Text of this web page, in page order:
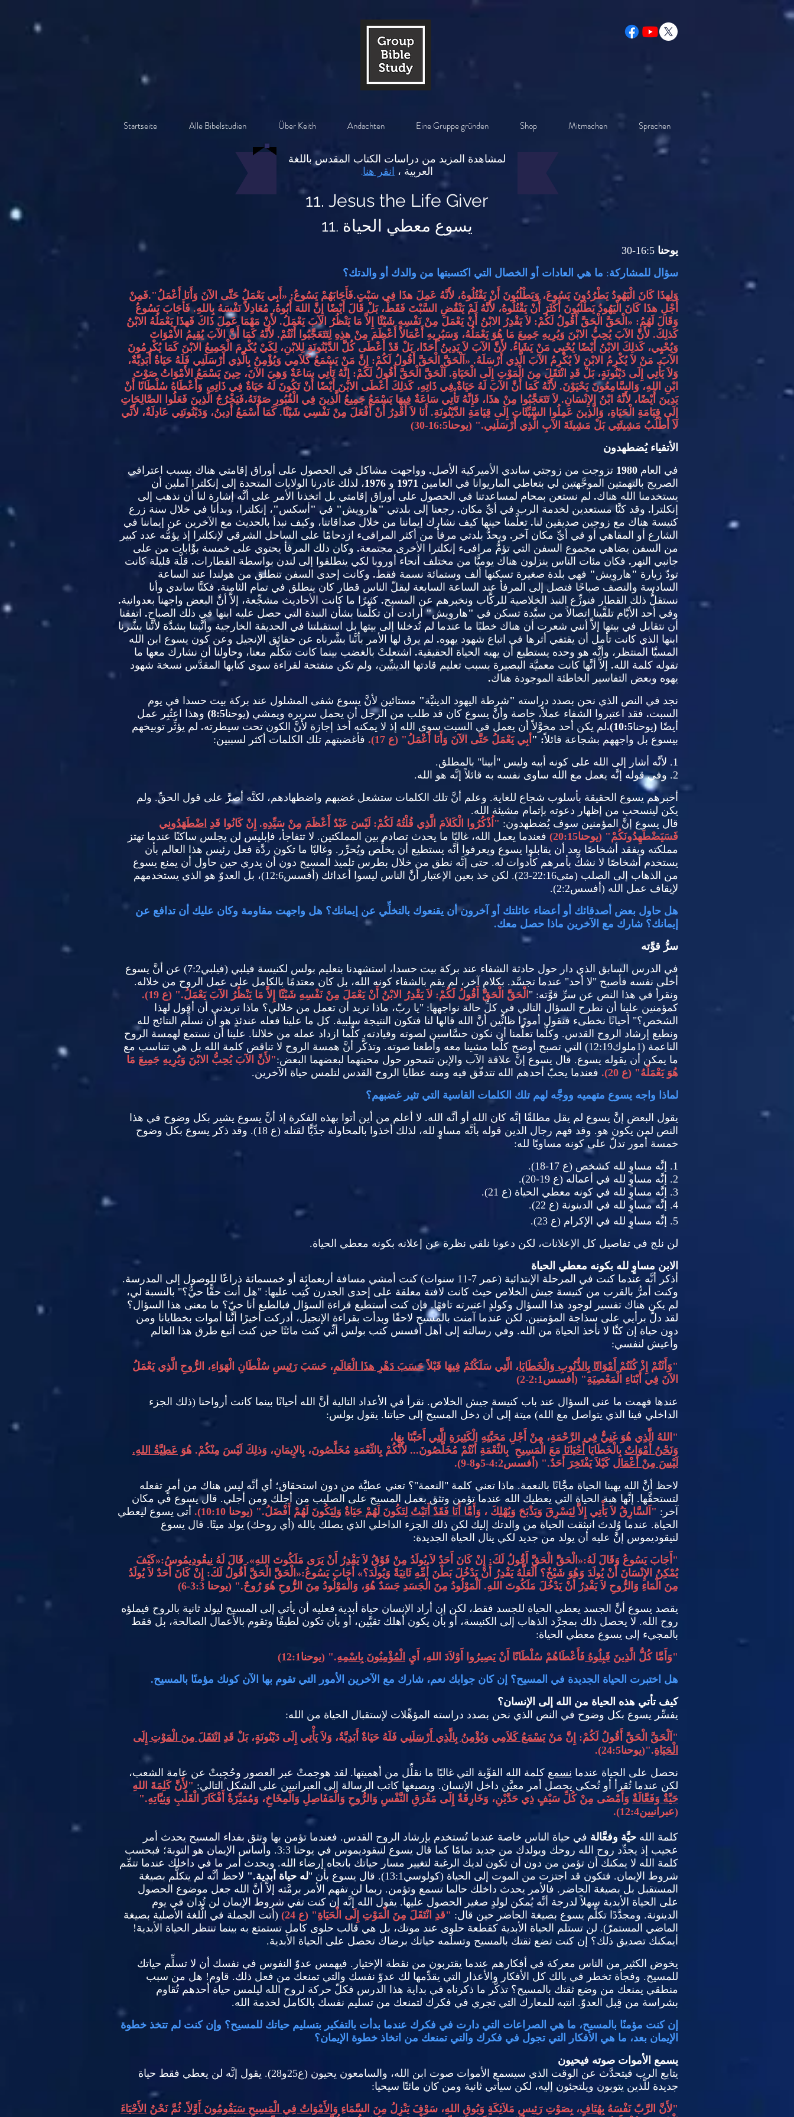
Startseite Alle Bibelstudien Über Keith Andachten Eine Gruppe gründen Shop Mitmachen Sprachen
لمشاهدة المزيد من دراسات الكتاب المقدس باللغة
العربية ، انقر هنا.
11. Jesus the Life Giver
11. يسوع معطي الحياة
يوحنا 16:5-30
سؤال للمشاركة: ما هي العادات أو الخصال التي اكتسبتها من والدك أو والدتك؟
وَلِهذَا كَانَ الْيَهُودُ يَطْرُدُونَ يَسُوعَ، وَيَطْلُبُونَ أَنْ يَقْتُلُوهُ، لأَنَّهُ عَمِلَ هذَا فِي سَبْتٍ.فَأَجَابَهُمْ يَسُوعُ: « أَبِي يَعْمَلُ حَتَّى الآنَ وَأَنَا أَعْمَلُ".فَمِنْ
أَجْلِ هذَا كَانَ الْيَهُودُ يَطْلُبُونَ أَكْثَرَ أَنْ يَقْتُلُوهُ، لأَنَّهُ لَمْ يَنْقُضِ السَّبْتَ فَقَطْ، بَلْ قَالَ أَيْضًا إِنَّ اللهَ أَبُوهُ، مُعَادِلاً نَفْسَهُ بِاللهِ. فَأَجَابَ يَسُوعُ
وَقَالَ لَهُمُ: « الْحَقَّ الْحَقَّ أَقُولُ لَكُمْ: لاَ يَقْدِرُ الابْنُ أَنْ يَعْمَلَ مِنْ نَفْسِهِ شَيْئًا إِلاَّ مَا يَنْظُرُ الآبَ يَعْمَلُ. لأَنْ مَهْمَا عَمِلَ ذَاكَ فَهذَا يَعْمَلُهُ الابْنُ
كَذلِكَ. لأَنَّ الآبَ يُحِبُّ الابْنَ وَيُرِيهِ جَمِيعَ مَا هُوَ يَعْمَلُهُ، وَسَيُرِيهِ أَعْمَالاً أَعْظَمَ مِنْ هذِهِ لِتَتَعَجَّبُوا أَنْتُمْ. لأَنَّهُ كَمَا أَنَّ الآبَ يُقِيمُ الأَمْوَاتَ
وَيُحْيِي، كَذلِكَ الابْنُ أَيْضًا يُحْيِي مَنْ يَشَاءُ. لأَنَّ الآبَ لاَ يَدِينُ أَحَدًا، بَلْ قَدْ أَعْطَى كُلَّ الدَّيْنُونَةِ لِلابْنِ، لِكَيْ يُكْرِمَ الْجَمِيعُ الابْنَ كَمَا يُكْرِمُونَ
الآبَ. مَنْ لاَ يُكْرِمُ الابْنَ لاَ يُكْرِمُ الآبَ الَّذِي أَرْسَلَهُ.
« اَلْحَقَّ الْحَقَّ أَقُولُ لَكُمْ: إِنَّ مَنْ يَسْمَعُ كَلاَمِي وَيُؤْمِنُ بِالَّذِي أَرْسَلَنِي فَلَهُ حَيَاةٌ أَبَدِيَّةٌ،
وَلاَ يَأْتِي إِلَى دَيْنُونَةٍ، بَلْ قَدِ انْتَقَلَ مِنَ الْمَوْتِ إِلَى الْحَيَاةِ. اَلْحَقَّ الْحَقَّ أَقُولُ لَكُمْ: إِنَّهُ تَأْتِي سَاعَةٌ وَهِيَ الآنَ، حِينَ يَسْمَعُ الأَمْوَاتُ صَوْتَ
ابْنِ اللهِ، وَالسَّامِعُونَ يَحْيَوْنَ. لأَنَّهُ كَمَا أَنَّ الآبَ لَهُ حَيَاةٌ فِي ذَاتِهِ، كَذلِكَ أَعْطَى الابْنَ أَيْضًا أَنْ تَكُونَ لَهُ حَيَاةٌ فِي ذَاتِهِ، وَأَعْطَاهُ سُلْطَانًا أَنْ
يَدِينَ أَيْضًا، لأَنَّهُ ابْنُ الإِنْسَانِ. لاَ تَتَعَجَّبُوا مِنْ هذَا، فَإِنَّهُ تَأْتِي سَاعَةٌ فِيهَا يَسْمَعُ جَمِيعُ الَّذِينَ فِي الْقُبُورِ صَوْتَهُ،فَيَخْرُجُ الَّذِينَ فَعَلُوا الصَّالِحَاتِ
إِلَى قِيَامَةِ الْحَيَاةِ، وَالَّذِينَ عَمِلُوا السَّيِّئَاتِ إِلَى قِيَامَةِ الدَّيْنُونَةِ. أَنَا لاَ أَقْدِرُ أَنْ أَفْعَلَ مِنْ نَفْسِي شَيْئًا.كَمَا أَسْمَعُ أَدِينُ، وَدَيْنُونَتِي عَادِلَةٌ، لأَنِّي
لاَ أَطْلُبُ مَشِيئَتِي بَلْ مَشِيئَةَ الآبِ الَّذِي أَرْسَلَنِي." (يوحنا16:5-30)
الأتقياء يُضطهدون
في العام 1980 تزوجت من زوجتي ساندي الأميركية الأصل. وواجهت مشاكل في الحصول على أوراق إقامتي هناك بسبب اعترافي
الصريح بالتهمتين الموجَّهتين لي بتعاطي الماريوانا في العامين 1971 و 1976، لذلك غادرنا الولايات المتحدة إلى إنكلترا آملين أن
يستخدمنا الله هناك. لم نستعن بمحام لمساعدتنا في الحصول على أوراق إقامتي بل اتخذنا الأمر على أنَّه إشارة لنا أن نذهب إلى
إنكلترا . وقد كنَّا مستعدين لخدمة الرب في أيِّ مكان. رجعنا إلى بلدتي "هاروِيش" في " أسكس"، إنكلترا، وبدأنا في خلال سنة زرع
كنيسة هناك مع زوجين صديقين لنا. تعلَّمنا حينها كيف نشارك إيماننا من خلال صداقاتنا، وكيف نبدأ بالحديث مع الآخرين عن إيماننا في
الشارع أو المقاهي أو في أيِّ مكان آخر . ويحدُّ بلدتي مرفأ من أكثر المرافىء ازدحامًا على الساحل الشرقي لإنكلترا إذ يؤمُّه عدد كبير
من السفن يضاهي مجموع السفن التي تؤمُّ مرافىء إنكلترا الأخرى مجتمعة. وكان ذلك المرفأ يحتوي على خمسة بوَّابات من على
جانبي النهر . فكان مئات الناس ينزلون هناك يوميًّا من مختلف أنحاء أوروبا لكي ينطلقوا إلى لندن بواسطة القطارات. قلَّة قليلة كانت
تودّ زيارة "هاروِيش" فهي بلدة صغيرة تسكنها ألف وستمائة نسمة فقط. وكانت إحدى السفن تنطلق من هولندا عند الساعة
السادسة والنصف صباحًا فتصل إلى المرفأ عند الساعة السابعة ليقلّ الناس قطار كان ينطلق في تمام الثامنة. فكنَّا ساندي وأنا
نستقلُّ ذلك القطار فنوزِّع النبذ الخلاصية للركَّاب ونخبرهم عن المسيح. كثيرًا ما كانت الأحاديث مشجِّعة، إلاَّ أنَّ البعض واجهنا بعدوانية.
وفي أحد الأيَّام تلقَّينا اتصالاً من سيَّدة تسكن في "هاروِيش" أرادت أن تكلِّمنا بشأن النبذة التي حصل عليه ابنها في ذلك الصباح. اتفقنا
أن نتقابل في بيتها إلاَّ أنني شعرت أن هناك خطبًا ما عندما لم تُدخلنا إلى بيتها بل استقبلتنا في الحديقة الخارجية وأنَّبتنا بشدَّة لأنَّنا بشَّرنا
ابنها الذي كانت تأمل أن يقتفي أثرها في اتباع شهود يهوه. لم يرق لها الأمر بأنَّنا بشَّرناه عن حقائق الإنجيل وعن كون يسوع ابن الله
المسيَّا المنتظر، وأنَّه هو وحده يستطيع أن يهبه الحياة الحقيقية. اشتعلتْ بالغضب بينما كانت تتكلَّم معنا، وحاولنا أن نشارك معها ما
تقوله كلمة الله. إلاَّ أنَّها كانت معميَّة البصيرة بسبب تعليم قادتها الدينيِّين، ولم تكن منفتحة لقراءة سوى كتابها المقدَّس نسخة شهود
يهوه وبعض التفاسير الخاطئة الموجودة هناك.
نجد في النص الذي نحن بصدد دراسته "شرطة اليهود الدينيَّة" مستائين لأنَّ يسوع شفى المشلول عند بركة بيت حسدا في يوم
السبت. فقد اعتبروا الشفاء عملاً، خاصة وأنَّ يسوع كان قد طلب من الرجل أن يحمل سريره ويمشي (يوحنا8:5) وهذا اعتُبِر عمل
أيضًا (يوحنا10:5). لم يكن أحد مخوَّلاً أن يعمل في السبت سوى الله إذ لا يمكنه أخذ إجازة لأنَّ الكون تحت سيطرته. لم يؤثِّر توبيخهم
بيسوع بل واجههم بشجاعة قائلاً: " أبِي يَعْمَلُ حَتَّى الآنَ وَأَنَا أَعْمَلُ" (ع 17). فأغضبتهم تلك الكلمات أكثر لسببين:
1. لأنَّه أشار إلى الله على كونه أبيه وليس " أبينا" بالمطلق.
2. وفي قوله إنَّه يعمل مع الله ساوى نفسه به قائلاً إنَّه هو الله.
أخبرهم يسوع الحقيقة بأسلوب شجاع للغاية. وعلم أنَّ تلك الكلمات ستشعل غضبهم واضطهادهم، لكنَّه أصرَّ على قول الحقِّ. ولم
يكن لينسحب من إظهار دعوته بإتمام مشيئة الله.
قال يسوع إنَّ المؤمنين سوف يُضطهدون:
" اُذْكُرُوا الْكَلاَمَ الَّذِي قُلْتُهُ لَكُمْ: لَيْسَ عَبْدٌ أَعْظَمَ مِنْ سَيِّدِهِ. إِنْ كَانُوا قَدِ اضْطَهَدُونِي
فَسَيَضْطَهِدُونَكُمْ" (يوحنا20:15) فعندما يعمل الله، غالبًا ما يحدث تصادم بين المملكتين. لا تتفاجأ، فإبليس لن يجلس ساكنًا عندما تهتز
مملكته ويفقد أشخاصًا بعد أن يقابلوا يسوع ويعرفوا أنَّه يستطيع أن يخلِّص ويُحرِّر . وغالبًا ما تكون ردَّة فعل رئيس هذا العالم بأن
يستخدم أشخاصًا لا نشكَّ بأمرهم كأدوات له. حتى إنَّه نطق من خلال بطرس تلميذ المسيح دون أن يدري حين حاول أن يمنع يسوع
من الذهاب إلى الصلب (متى22:16-23). لكن خذ بعين الإعتبار أنَّ الناس ليسوا أعدائك ( أفسس12:6) ، بل العدوّ هو الذي يستخدمهم
لإيقاف عمل الله ( أفسس2:2).
هل حاول بعض أصدقائك أو أعضاء عائلتك أو آخرون أن يقنعوك بالتخلِّي عن إيمانك؟ هل واجهت مقاومة وكان عليك أن تدافع عن
إيمانك؟ شارك مع الآخرين ماذا حصل معك.
سرُّ قوَّته
في الدرس السابق الذي دار حول حادثة الشفاء عند بركة بيت حسدا، استشهدنا بتعليم بولس لكنيسة فيلبي (فيلبي7:2)
عن أنَّ يسوع
أخلى نفسه فأصبح "لا أحد" عندما تجسَّد. بكلامٍ آخر، لم يقم بالشفاء كونه الله، بل كان معتدمًا بالكامل على عمل الروح من خلاله.
ونقرأ في هذا النص عن سرِّ قوَّته: " الْحَقَّ الْحَقَّ أَقُولُ لَكُمْ: لاَ يَقْدِرُ الابْنُ أَنْ يَعْمَلَ مِنْ نَفْسِهِ شَيْئًا إِلاَّ مَا يَنْظُرُ الآبَ يَعْمَلُ." (ع 19).
كمؤمنين علينا أن نطرح السؤال التالي في كلِّ حالة نواجهها: "يا ربّ، ماذا تريد أن تعمل من خلالي؟ ماذا تريدني أن أقول لهذا
الشخص؟" أحيانًا نخطىء فنقول أمورًا ظانِّين أنَّ الله قالها لنا فتكون النتيجة سلبية. كل ما علينا فعله عندئذٍ هو أن نسلِّم النتائج لله
ونطيع إرشاد الروح القدس. وكلَّما تعلَّمنا أن نكون حسَّاسين لصوته وقيادته، كلَّما ازداد عمله من خلالنا. علينا أن نستمع لهمسة الروح
الناعمة (1 ملوك12:19) التي تصبح أوضح كلَّما مشينا معه وأطعنا صوته. وتذكَّر أنَّ همسة الروح لا تناقض كلمة الله بل هي تتناسب مع
ما يمكن أن يقوله يسوع. قال يسوع إنَّ علاقة الآب والإبن تتمحور حول محبتهما لبعضهما البعض:
"لأَنَّ الآبَ يُحِبُّ الابْنَ وَيُرِيهِ جَمِيعَ مَا
هُوَ يَعْمَلُهُ" (ع 20). فعندما يحبّ أحدهم الله تتدفّق فيه ومنه عطايا الروح القدس لتلمس حياة الآخرين.
لماذا واجه يسوع متهميه ووجَّه لهم تلك الكلمات القاسية التي تثير غضبهم؟
يقول البعض إنَّ يسوع لم يقل مطلقًا إنَّه كان الله أو أنَّه الله. لا أعلم من أين أتوا بهذه الفكرة إذ أنَّ يسوع يشير بكل وضوح في هذا
النص لمن يكون هو. وقد فهم رجال الدين قوله بأنَّه مساوٍ لله، لذلك أخذوا بالمحاولة جدِّيًّا لقتله (ع 18).
وقد ذكر يسوع بكل وضوح
خمسة أمور تدلّ على كونه مساويًا لله:
1.
إنَّه مساوٍ لله كشخص (ع 17-18).
2.
إنَّه مساوٍ لله في أعماله (ع 19-20).
3.
إنَّه مساوٍ لله في كونه معطي الحياة (ع 21).
4.
إنَّه مساوٍ لله في الدينونة (ع 22).
5.
إنَّه مساوٍ لله في الإكرام (ع 23).
لن نلج في تفاصيل كل الإعلانات، لكن دعونا نلقي نظرة عن إعلانه بكونه معطي الحياة.
الابن مساوٍ لله بكونه معطي الحياة
أذكر أنَّه عندما كنت في المرحلة الإبتدائية (عمر 7-11 سنوات) كنت أمشي مسافة أربعمائة أو خمسمائة ذراعًا للوصول إلى المدرسة.
وكنت أمرُّ بالقرب من كنيسة جيش الخلاص حيث كانت لافتة معلقة على إحدى الجدرن كُتِب عليها: "هل أنت حقًّا حيٌّ؟" بالنسبة لي،
لم يكن هناك تفسير لوجود هذا السؤال وكولدٍ اعتبرته تافهًا. فإن كنت أستطيع قراءة السؤال فبالطبع أنا حيّ؟ ما معنى هذا السؤال؟
لقد دلَّ برأيي على سذاجة المؤمنين. لكن عندما آمنت بالمسيح لاحقًا وبدأت بقراءة الإنجيل، أدركت أخيرًا أنَّنا أموات بخطايانا ومن
دون حياة إن كنَّا لا نأخذ الحياة من الله. وفي رسالته إلى أهل أفسس كتب بولس أنِّي كنت مائتًا حين كنت أتبع طرق هذا العالم
وأعيش لنفسي:
"وَأَنْتُمْ إِذْ كُنْتُمْ أَمْوَاتًا بِالذُّنُوبِ وَالْخَطَايَا، الَّتِي سَلَكْتُمْ فِيهَا قَبْلاًحَسَبَ دَهْرِ هذَا الْعَالَمِ، حَسَبَ رَئِيسِ سُلْطَانِ الْهَوَاءِ، الرُّوحِ الَّذِي يَعْمَلُ
الآنَ فِي أَبْنَاءِ الْمَعْصِيَةِ" ( أفسس2:1-2)
عندها فهمت ما عنى السؤال عند باب كنيسة جيش الخلاص. نقرأ في الأعداد التالية أنَّ الله أحيانًا بينما كانت أرواحنا (ذلك الجزء
الداخلي فينا الذي يتواصل مع الله) ميتة إلى أن دخل المسيح إلى حياتنا. يقول بولس:
" اللهُ الَّذِي هُوَ غَنِيٌّ فِي الرَّحْمَةِ، مِنْ أَجْلِ مَحَبَّتِهِ الْكَثِيرَةِ الَّتِي أَحَبَّنَا بِهَا،
وَنَحْنُ أَمْوَاتٌ بِالْخَطَايَا أَحْيَانَا مَعَ الْمَسِيحِ بِالنِّعْمَةِ أَنْتُمْ مُخَلَّصُونَ... لأَنَّكُمْ بِالنِّعْمَةِ مُخَلَّصُونَ، بِالإِيمَانِ، وَذلِكَ لَيْسَ مِنْكُمْ. هُوَ عَطِيَّةُ اللهِ.
لَيْسَ مِنْ أَعْمَال كَيْلاَ يَفْتَخِرَ أَحَدٌ." ( أفسس4:2-5 و8-9).
لاحظ أنَّ الله يهبنا الحياة مجَّانًا بالنعمة. ماذا تعني كلمة " النعمة"؟ تعني عطيَّة من دون استحقاق؛ أي أنَّه ليس هناك من أمرٍ تفعله
لتستحقَّها. إنَّها هبة الحياة التي يعطيك الله عندما تؤمن وتثق بعمل المسيح على الصليب من أجلك ومن أجلي. قال يسوع في مكان
آخر :
" اَلسَّارِقُ لاَ يَأْتِي إِلاَّ لِيَسْرِقَ وَيَذْبَحَ وَيُهْلِكَ ، وَأَمَّا أَنَا فَقَدْ أَتَيْتُ لِتَكُونَ لَهُمْ حَيَاةٌ وَلِيَكُونَ لَهُمْ أَفْضَلُ." (يوحنا 10:10).
أتى يسوع ليعطي
الحياة. عندما وُلدتَ انبثقت الحياة من والدتك إليك لكن ذلك الجزء الداخلي الذي يصلك بالله ( أي روحك) يولد ميتًا. قال يسوع
لنيقوديموس إنَّ عليه أن يولد من جديد لكي ينال الحياة الجديدة:
" أَجَابَ يَسُوعُ وَقَالَ لَهُ:« الْحَقَّ الْحَقَّ أَقُولُ لَكَ: إِنْ كَانَ أَحَدٌ لاَ يُولَدُ مِنْ فَوْقُ لاَ يَقْدِرُ أَنْ يَرَى مَلَكُوتَ اللهِ». قَالَ لَهُ نِيقُودِيمُوسُ:«كَيْفَ
يُمْكِنُ الإِنْسَانَ أَنْ يُولَدَ وَهُوَ شَيْخٌ؟ أَلَعَلَّهُ يَقْدِرُ أَنْ يَدْخُلَ بَطْنَ أُمِّهِ ثَانِيَةً وَيُولَدَ؟» أَجَابَ يَسُوعُ:« الْحَقَّ الْحَقَّ أَقُولُ لَكَ: إِنْ كَانَ أَحَدٌ لاَ يُولَدُ
مِنَ الْمَاءِ وَالرُّوحِ لاَ يَقْدِرُ أَنْ يَدْخُلَ مَلَكُوتَ اللهِ. اَلْمَوْلُودُ مِنَ الْجَسَدِ جَسَدٌ هُوَ، وَالْمَوْلُودُ مِنَ الرُّوحِ هُوَ رُوحٌ." (يوحنا 3:3-6)
يقصد يسوع أنَّ الجسد يعطي الحياة للجسد فقط، لكن إن أراد الإنسان حياة أبدية فعليه أن يأتي إلى المسيح ليولد ثانية بالروح فيملؤه
روح الله. لا يحصل ذلك بمجرَّد الذهاب إلى الكنيسة، أو بأن يكون أهلك تقيَّين، أو بأن تكون لطيفًا وتقوم بالأعمال الصالحة، بل فقط
بالمجيء إلى يسوع معطي الحياة:
"وَأَمَّا كُلُّ الَّذِينَ قَبِلُوهُ فَأَعْطَاهُمْ سُلْطَانًا أَنْ يَصِيرُوا أَوْلاَدَ اللهِ، أَيِ الْمُؤْمِنُونَ بِاسْمِهِ." (يوحنا12:1)
هل اختبرت الحياة الجديدة في المسيح؟ إن كان جوابك نعم، شارك مع الآخرين الأمور التي تقوم بها الآن كونك مؤمنًا بالمسيح.
كيف تأتي هذه الحياة من الله إلى الإنسان؟
يفسِّر يسوع بكل وضوح في النص الذي نحن بصدد دراسته المؤهِّلات لإستقبال الحياة من الله:
" اَلْحَقَّ الْحَقَّ أَقُولُ لَكُمْ: إِنَّ مَنْيَسْمَعُ كَلاَمِي وَيُؤْمِنُ بِالَّذِي أَرْسَلَنِي فَلَهُ حَيَاةٌ أَبَدِيَّةٌ، وَلاَ يَأْتِي إِلَى دَيْنُونَةٍ، بَلْ قَدِ انْتَقَلَ مِنَ الْمَوْتِ إِلَى
الْحَيَاةِ."(يوحنا24:5).
نحصل على الحياة عندما نسمع كلمة الله القوِّية التي غالبًا ما نقلِّل من أهميتها. لقد هوجمتْ عبر العصور وحُجِبتْ عن عامة الشعب،
لكن عندما تُقرأ أو تُحكى يحصل أمر معيَّن داخل الإنسان. ويصيغها كاتب الرسالة إلى العبرانيين على الشكل التالي:
"لأَنَّ كَلِمَةَ اللهِ
حَيَّةٌ وَفَعَّالَةٌ وَأَمْضَى مِنْ كُلِّ سَيْفٍ ذِي حَدَّيْنِ، وَخَارِقَةٌ إِلَى مَفْرَقِ النَّفْسِ وَالرُّوحِ وَالْمَفَاصِلِ وَالْمِخَاخِ، وَمُمَيِّزَةٌ أَفْكَارَ الْقَلْبِ وَنِيَّاتِهِ."
(عبرانيين12:4).
كلمة الله حيَّة وفعَّالة في حياة الناس خاصة عندما تُستخدم بإرشاد الروح القدس. فعندما تؤمن بها وتثق بفداء المسيح يحدث أمر
عجيب إذ يجدِّد روح الله روحك ويولدك من جديد تمامًا كما قال يسوع لنيقوديموس في يوحنا 3:3. وأساس الإيمان هو التوبة؛ فبحسب
كلمة الله لا يمكنك أن تؤمن من دون أن تكون لديك الرغبة لتغيير مسار حياتك باتجاه إرضاء الله. ويحدث أمر ما في داخلك عندما تتمِّم
شروط الإيمان. فتكون قد اجتزت من الموت إلى الحياة (كولوسي13:1). قال يسوع بأن "له حياة أبدية." لاحظ أنَّه لم يتكلَّم بصيغة
المستقبل بل بصيغة الحاضر . فالأمر يحدث داخلك حالما تسمع وتؤمن. ربما لن تفهم الأمر برمَّته إلاَّ أنَّ الله جعل موضوع الحصول
على الحياة الأبدية سهلاً لدرجة أنَّه يُمكن لولدٍ صغير الحصول عليها. يقول الله إنَّه إن كنت تفي شروط الإيمان لن تُدان في يوم
الدينونة. ومجدَّدًا تكلَّم يسوع بصيغة الحاضر حين قال:
"قدِ انْتَقَلَ مِنَ الْمَوْتِ إِلَى الْحَيَاةِ" (ع 24)
( أتت الجملة في الُّلغة الأصلية بصيغة
الماضي المستمرّ). لن تستلم الحياة الأبدية كقطعة حلوى عند موتك، بل هي قالب حلوى كامل تستمتع به بينما تنتظر الحياة الأبدية!
أيمكنك تصديق ذلك؟ إن كنت تضع ثقتك بالمسيح وتسلِّمه حياتك برضاك تحصل على الحياة الأبدية.
يخوض الكثير من الناس معركة في أفكارهم عندما يقتربون من نقطة الإختيار . فيهمس عدوّ النفوس في نفسك أن لا تسلِّم حياتك
للمسيح. وفجأة تخطر في بالك كل الأفكار والأعذار التي يقدِّمها لك عدوّ نفسك والتي تمنعك من فعل ذلك. قاوم! هل من سبب
منطقي يمنعك من وضع ثقتك بالمسيح؟ تذكَّر ما ذكرناه في بداية هذا الدرس فكلّ حركة لروح الله ليلمس حياة أحدهم تُقاوم
بشراسة من قِبل العدوّ. انتبه للمعارك التي تجري في فكرك لتمنعك من تسليم نفسك بالكامل لخدمة الله.
إن كنت مؤمنًا بالمسيح، ما هي الصراعات التي دارت في فكرك عندما بدأت بالتفكير بتسليم حياتك للمسيح؟ وإن كنت لم تتخذ خطوة
الإيمان بعد، ما هي الأفكار التي تجول في فكرك والتي تمنعك من اتخاذ خطوة الإيمان؟
يسمع الأموات صوته فيحيون
يتابع الرب فيتحدَّث عن الوقت الذي سيسمع الأموات صوت ابن الله، والسامعون يحيون (ع25و28).
يقول إنَّه لن يعطي فقط حياة
جديدة للَّذين يتوبون ويلتجئون إليه، لكن سيأتي ثانية ومن كان مائتًا سيحيا:
"لأَنَّ الرَّبّ نَفْسَهُ بِهُتَافٍ، بِصَوْتِ رَئِيسِ مَلاَئِكَةٍ وَبُوقِ اللهِ، سَوْفَ يَنْزِلُ مِنَ السَّمَاءِ وَالأَمْوَاتُ فِي الْمَسِيحِ سَيَقُومُونَ أَوَّلاً.ثُمَّ نَحْنُ الأَحْيَاءَ